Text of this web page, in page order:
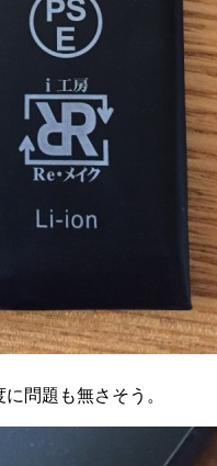
問題も無さそう。